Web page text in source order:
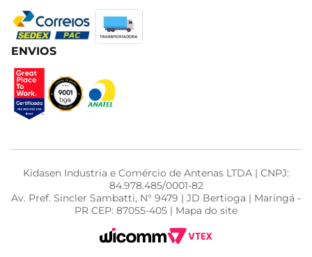
ENVIOS
Kidasen Industria e Comércio de Antenas LTDA | CNPJ:
84.978.485/0001-82
Av. Pref. Sincler Sambatti, N° 9479 | JD Bertioga | Maringá -
PR CEP: 87055-405 | Mapa do site